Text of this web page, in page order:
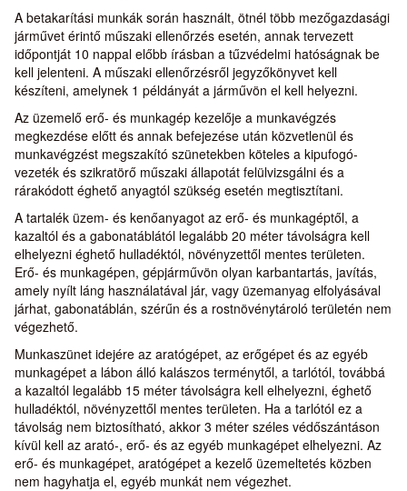
A betakarítási munkák során használt, ötnél több mezőgazdasági
járművet érintő műszaki ellenőrzés esetén, annak tervezett
időpontját 10 nappal előbb írásban a tűzvédelmi hatóságnak be
kell jelenteni. A műszaki ellenőrzésről jegyzőkönyvet kell
készíteni, amelynek 1 példányát a járművön el kell helyezni.
Az üzemelő erő- és munkagép kezelője a munkavégzés
megkezdése előtt és annak befejezése után közvetlenül és
munkavégzést megszakító szünetekben köteles a kipufogó-
vezeték és szikratörő műszaki állapotát felülvizsgálni és a
rárakódott éghető anyagtól szükség esetén megtisztítani.
A tartalék üzem- és kenőanyagot az erő- és munkagéptől, a
kazaltól és a gabonatáblától legalább 20 méter távolságra kell
elhelyezni éghető hulladéktól, növényzettől mentes területen.
Erő- és munkagépen, gépjárművön olyan karbantartás, javítás,
amely nyílt láng használatával jár, vagy üzemanyag elfolyásával
járhat, gabonatáblán, szérűn és a rostnövénytároló területén nem
végezhető.
Munkaszünet idejére az aratógépet, az erőgépet és az egyéb
munkagépet a lábon álló kalászos terménytől, a tarlótól, továbbá
a kazaltól legalább 15 méter távolságra kell elhelyezni, éghető
hulladéktól, növényzettől mentes területen. Ha a tarlótól ez a
távolság nem biztosítható, akkor 3 méter széles védőszántáson
kívül kell az arató-, erő- és az egyéb munkagépet elhelyezni. Az
erő- és munkagépet, aratógépet a kezelő üzemeltetés közben
nem hagyhatja el, egyéb munkát nem végezhet.